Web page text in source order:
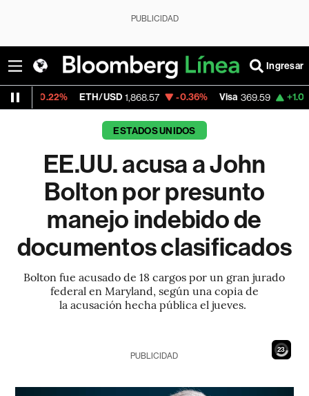
PUBLICIDAD
Ingresar
ETH/USD 1,868.57 -0.36% Visa 369.59 +1.07%
ESTADOS UNIDOS
EE.UU. acusa a John
Bolton por presunto
manejo indebido de
documentos clasificados
Bolton fue acusado de 18 cargos por un gran jurado
federal en Maryland, según una copia de
la acusación hecha pública el jueves.
21
PUBLICIDAD